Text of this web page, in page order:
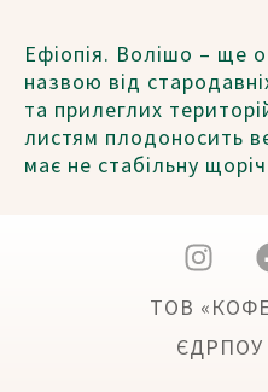
Ефіопія. Волішо – ще
назвою від
та прилеглих
листям плодоносить
має не стабільну
ТОВ
ЄДРПОУ